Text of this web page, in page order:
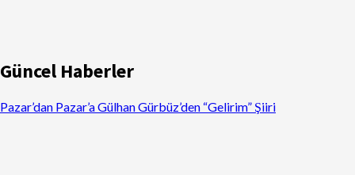
Güncel Haberler
Pazar’dan Pazar’a Gülhan Gürbüz’den “Gelirim” Şiiri